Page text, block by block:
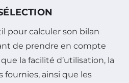
pour calculer son bilan
de prendre en compte
la facilité d’utilisation, la
fournies, ainsi que les